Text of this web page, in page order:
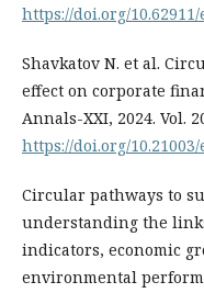
https://doi.org/10.62911/
Shavkatov N. et al.
effect on corporate
Annals-XXI, 2024. Vol.
https://doi.org/10.21003/
Circular pathways to
understanding the
indicators, economic
environmental